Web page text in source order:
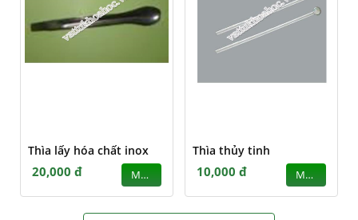
Thìa lấy hóa chất inox
20,000 đ MUA
Thìa thủy tinh
10,000 đ MUA